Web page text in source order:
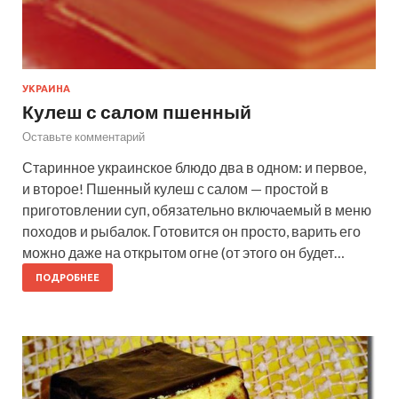
УКРАИНА
Кулеш с салом пшенный
Оставьте комментарий
Старинное украинское блюдо два в одном: и первое,
и второе! Пшенный кулеш с салом — простой в
приготовлении суп, обязательно включаемый в меню
походов и рыбалок. Готовится он просто, варить его
можно даже на открытом огне (от этого он будет…
ПОДРОБНЕЕ